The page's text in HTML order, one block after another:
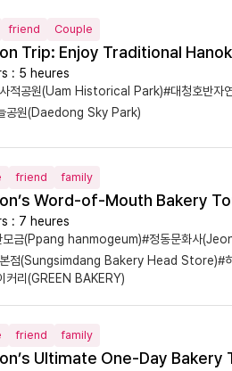
friend Couple
Trip: Enjoy Traditional
: 5 heures
적공원(Uam Historical Park)#대청호반
공원(Daedong Sky Park)
friend family
Word-of-Mouth Bakery
: 7 heures
모금(Ppang hanmogeum)#정동문화사
점(Sungsimdang Bakery Head Store)#
커리(GREEN BAKERY)
friend family
Ultimate One-Day Bakery